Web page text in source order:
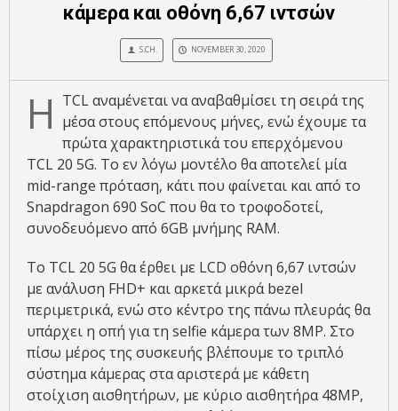
κάμερα και οθόνη 6,67 ιντσών
S.CH. NOVEMBER 30, 2020
Η TCL αναμένεται να αναβαθμίσει τη σειρά της
μέσα στους επόμενους μήνες, ενώ έχουμε τα
πρώτα χαρακτηριστικά του επερχόμενου
TCL 20 5G. Το εν λόγω μοντέλο θα αποτελεί μία
mid-range πρόταση, κάτι που φαίνεται και από το
Snapdragon 690 SoC που θα το τροφοδοτεί,
συνοδευόμενο από 6GB μνήμης RAM.
Το TCL 20 5G θα έρθει με LCD οθόνη 6,67 ιντσών
με ανάλυση FHD+ και αρκετά μικρά bezel
περιμετρικά, ενώ στο κέντρο της πάνω πλευράς θα
υπάρχει η οπή για τη selfie κάμερα των 8MP. Στο
πίσω μέρος της συσκευής βλέπουμε το τριπλό
σύστημα κάμερας στα αριστερά με κάθετη
στοίχιση αισθητήρων, με κύριο αισθητήρα 48MP,